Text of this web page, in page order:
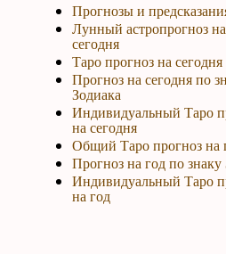
Прогнозы и
Лунный астропрогноз на
сегодня
Таро прогноз на сегодня
Прогноз на сегодня по
Зодиака
Индивидуальный Таро
на сегодня
Общий Таро прогноз на
Прогноз на год по знаку
Индивидуальный Таро
на год